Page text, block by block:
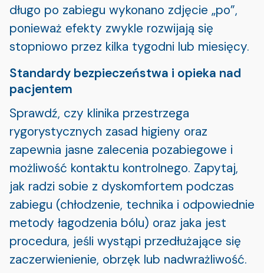
długo po zabiegu wykonano zdjęcie „po”,
ponieważ efekty zwykle rozwijają się
stopniowo przez kilka tygodni lub miesięcy.
Standardy bezpieczeństwa i opieka nad
pacjentem
Sprawdź, czy klinika przestrzega
rygorystycznych zasad higieny oraz
zapewnia jasne zalecenia pozabiegowe i
możliwość kontaktu kontrolnego. Zapytaj,
jak radzi sobie z dyskomfortem podczas
zabiegu (chłodzenie, technika i odpowiednie
metody łagodzenia bólu) oraz jaka jest
procedura, jeśli wystąpi przedłużające się
zaczerwienienie, obrzęk lub nadwrażliwość.